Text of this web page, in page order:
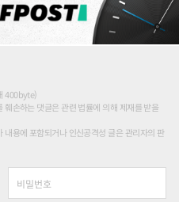
400byte)
손하는 댓글은 관련 법률에 의해 제재를 받을
용에 포함되거나 인신공격성 글은 관리자의 판